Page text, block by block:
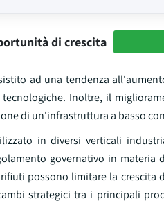
di crescita
ad una tendenza
Inoltre, il
di un'infrastruttura a basso
in diversi verticali
governativo in
possono limitare la
strategici tra i principali